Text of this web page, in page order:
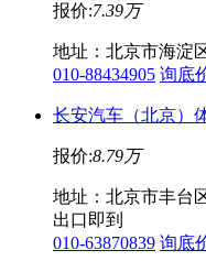
报价:7.39万
地址：北京市海淀
010-88434905 询底
长安汽车（北京）
报价:8.79万
地址：北京市丰台
出口即到
010-63870839 询底